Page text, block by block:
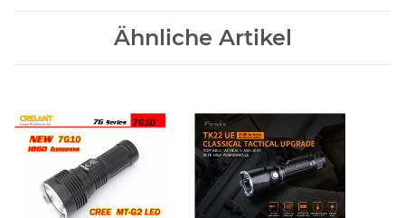
Ähnliche Artikel